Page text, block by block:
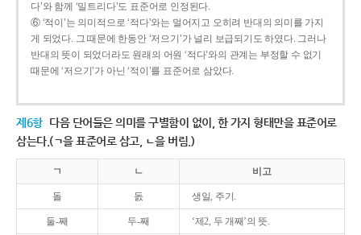
다’와 함께 ‘밀트리다’도 표준어로 인정된다.
⑥ ‘적이’는 의미적으로 ‘적다’와는 멀어지고 오히려 반대의 의미를 가지
게 되었다. 그 때문에 한동안 ‘저으기’가 널리 보급되기도 하였다. 그러나
반대의 뜻이 되었더라도 원래의 어원 ‘적다’와의 관계는 부정할 수 없기
때문에 ‘저으기’가 아닌 ‘적이’를 표준어로 삼았다.
제6항 다음 단어들은 의미를 구별함이 없이, 한 가지 형태만을 표준어로
삼는다.(ㄱ을 표준어로 삼고, ㄴ을 버림.)
ㄱ ㄴ 비고
돌 돐 생일, 주기.
둘-째 두-째 ‘제2, 두 개째’의 뜻.